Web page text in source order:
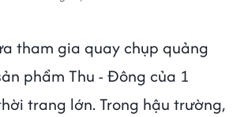
tham gia quay chụp quảng
phẩm Thu - Đông của 1
trang lớn. Trong hậu trường,